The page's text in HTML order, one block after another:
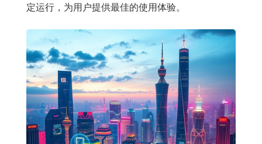
定运行，为用户提供最佳的使用体验。